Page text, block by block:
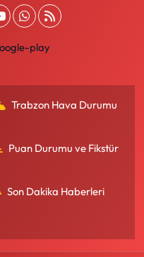
Trabzon Hava Durumu
Puan Durumu ve Fikstür
Son Dakika Haberleri